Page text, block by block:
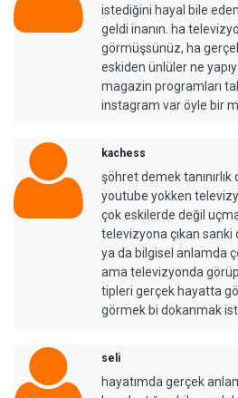
istediğini hayal bile
geldi inanın. ha
görmüşsünüz, ha
eskiden ünlüler ne
magazin programları
instagram var öyle bir
kachess
şöhret demek
youtube yokken
çok eskilerde değil
televizyona çıkan sanki
ya da bilgisel anlamda
ama televizyonda
tipleri gerçek hayatta
görmek bi dokanmak
seli
hayatımda gerçek